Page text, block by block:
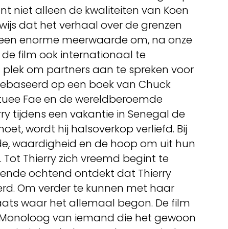
niet alleen de kwaliteiten van Koen
dat het verhaal over de grenzen
enorme meerwaarde om, na onze
film ook internationaal te
plek om partners aan te spreken voor
op een boek van Chuck
Fae en de wereldberoemde
tijdens een vakantie in Senegal de
wordt hij halsoverkop verliefd. Bij
waardigheid en de hoop om uit hun
Thierry zich vreemd begint te
ochtend ontdekt dat Thierry
Om verder te kunnen met haar
waar het allemaal begon. De film
van iemand die het gewoon